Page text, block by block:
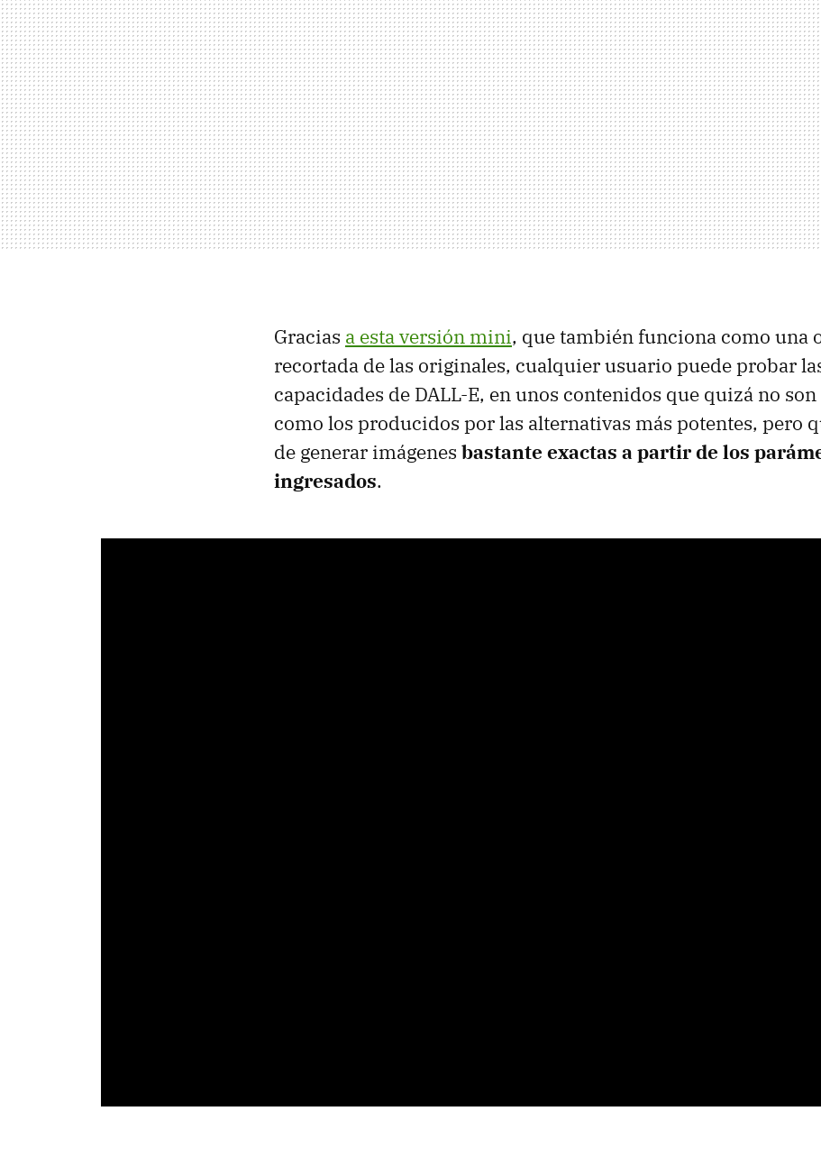
Gracias a esta versión mini, que también funciona como una
recortada de las originales, cualquier usuario puede probar
capacidades de DALL-E, en unos contenidos que quizá no
como los producidos por las alternativas más potentes, pero
de generar imágenes bastante exactas a partir de los
ingresados.